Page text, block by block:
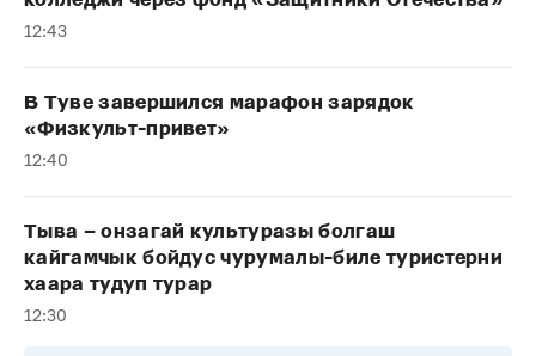
12:43
В Туве завершился марафон зарядок
«Физкульт-привет»
12:40
Тыва – онзагай культуразы болгаш
кайгамчык бойдус чурумалы-биле туристерни
хаара тудуп турар
12:30